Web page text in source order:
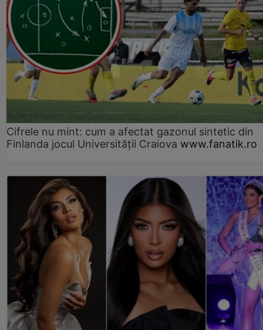
Cifrele nu mint: cum a afectat gazonul sintetic din
Finlanda jocul Universității Craiova www.fanatik.ro